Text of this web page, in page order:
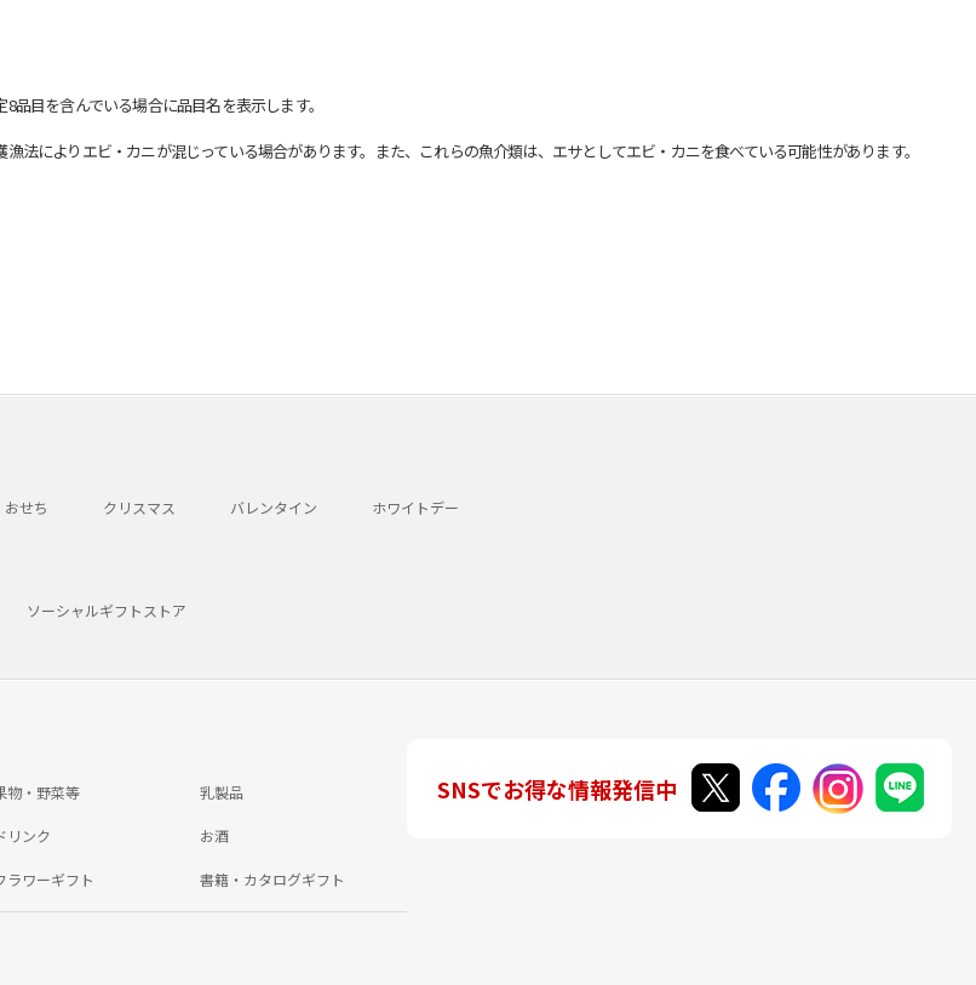
目を含んでいる場合に品目名を表示します。
によりエビ・カニが混じっている場合があります。また、これらの魚介類は、エサとしてエビ・カニを食べている可能性があります。
おせち クリスマス バレンタイン ホワイトデー
ソーシャルギフトストア
物・野菜等 乳製品
リンク お酒
ラワーギフト 書籍・カタログギフト
SNSでお得な情報発信中